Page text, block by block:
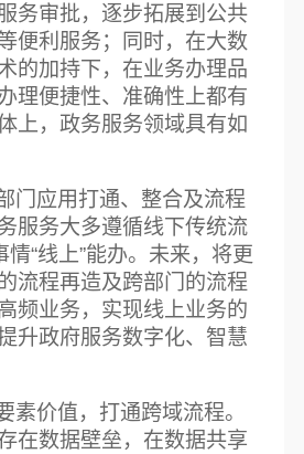
务审批，逐步拓展到公共
便利服务；同时，在大数
的加持下，在业务办理品
理便捷性、准确性上都有
上，政务服务领域具有如
门应用打通、整合及流程
服务大多遵循线下传统流
情“线上”能办。未来，将更
流程再造及跨部门的流程
频业务，实现线上业务的
升政府服务数字化、智慧
素价值，打通跨域流程。
在数据壁垒，在数据共享